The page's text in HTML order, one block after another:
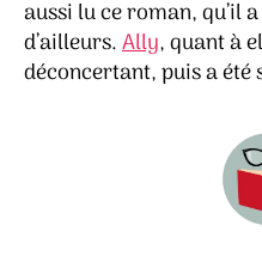
aussi lu ce roman, qu’il
d’ailleurs.Ally, quant à
déconcertant, puis a été